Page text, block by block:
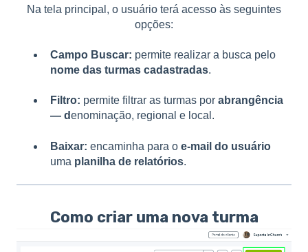
Na tela principal, o usuário terá acesso às seguintes
opções:
Campo Buscar: permite realizar a busca pelo
nome das turmas cadastradas.
Filtro: permite filtrar as turmas por abrangência
— denominação, regional e local.
Baixar: encaminha para o e-mail do usuário
uma planilha de relatórios.
Como criar uma nova turma